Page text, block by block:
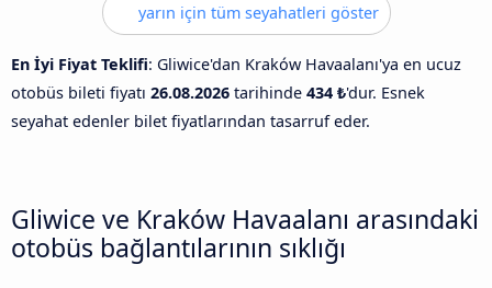
yarın için tüm seyahatleri göster
En İyi Fiyat Teklifi: Gliwice'dan Kraków Havaalanı'ya en ucuz
otobüs bileti fiyatı 26.08.2026 tarihinde 434 ₺'dur. Esnek
seyahat edenler bilet fiyatlarından tasarruf eder.
Gliwice ve Kraków Havaalanı arasındaki
otobüs bağlantılarının sıklığı